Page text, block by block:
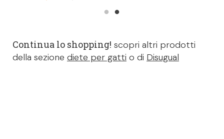
Continua lo shopping! scopri altri prodotti
della sezione diete per gatti o di Disugual